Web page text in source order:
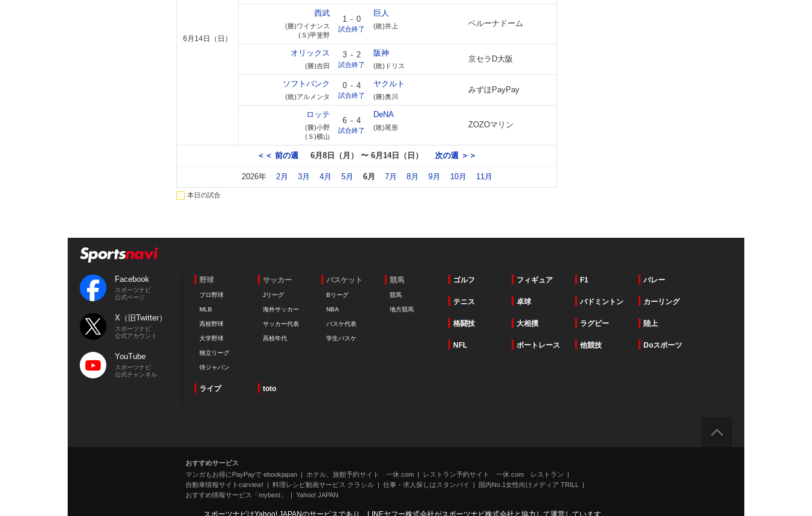
6月14日（日）
西武
(勝)ワイナンス
(Ｓ)甲斐野
1 - 0
試合終了
巨人
(敗)井上 ベルーナドーム
オリックス
(勝)吉田
3 - 2
試合終了
阪神
(敗)ドリス
京セラD大阪
ソフトバンク
(敗)アルメンタ
0 - 4
試合終了
ヤクルト
(勝)奥川
みずほPayPay
ロッテ
(勝)小野
(Ｓ)横山
6 - 4
試合終了
DeNA
(敗)尾形 ZOZOマリン
＜＜ 前の週 6月8日（月） 〜 6月14日（日） 次の週 ＞＞
2026年 2月 3月 4月 5月 6月 7月 8月 9月 10月 11月
本日の試合
Facebook
スポーツナビ
公式ページ
X（旧Twitter）
スポーツナビ
公式アカウント
YouTube
スポーツナビ
公式チャンネル
野球
プロ野球
MLB
高校野球
大学野球
独立リーグ
侍ジャパン
サッカー
Jリーグ
海外サッカー
サッカー代表
高校年代
バスケット
Bリーグ
NBA
バスケ代表
学生バスケ
競馬
競馬
地方競馬
ゴルフ フィギュア F1 バレー
テニス 卓球 バドミントン カーリング
格闘技 大相撲 ラグビー 陸上
NFL ボートレース 他競技 Doスポーツ
ライブ toto
おすすめサービス
マンガもお得にPayPayで ebookjapan
ホテル、旅館予約サイト 一休.com
レストラン予約サイト 一休.com レストラン
自動車情報サイトcarview!
料理レシピ動画サービス クラシル 仕事・求人探しはスタンバイ
国内No.1女性向けメディア TRILL
おすすめ情報サービス「mybest」
Yahoo! JAPAN
スポーツナビはYahoo! JAPANのサービスであり、LINEヤフー株式会社がスポーツナビ株式会社と協力して運営しています。